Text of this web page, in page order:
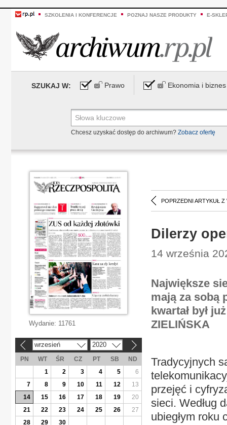
SZKOLENIA I KONFERENCJE POZNAJ NASZE PRODUKTY E-
SZUKAJ W: Prawo Ekonomia i biznes
Chcesz uzyskać dostęp do archiwum? Zobacz ofertę
POPRZEDNI ARTYKUŁ Z
Dilerzy
14 września
Największe
mają za sobą
kwartał był
ZIELIŃSKA
Tradycyjnych
przejęć i
sieci. Według
ubiegłym roku
Wydanie: 11761
wrzesień 2020
PN WT ŚR CZ PT SB
ND
1
2 3 4 5
6
7
8 9 10 11 12
13
14
15 16 17 18 19
20
21
22 23 24 25 26
27
28
29 30